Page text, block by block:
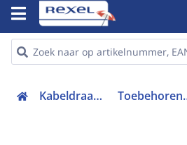
Kabeldraagsystemen en goten